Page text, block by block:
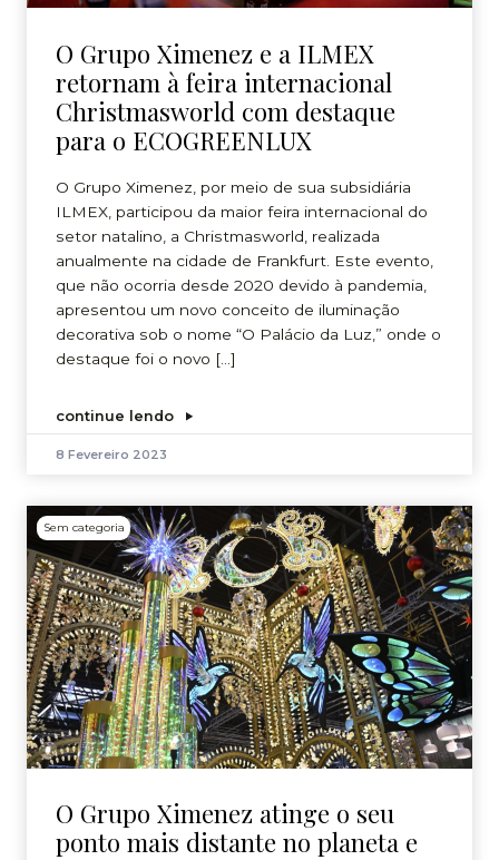
O Grupo Ximenez e a ILMEX
retornam à feira internacional
Christmasworld com destaque
para o ECOGREENLUX
O Grupo Ximenez, por meio de sua subsidiária
ILMEX, participou da maior feira internacional do
setor natalino, a Christmasworld, realizada
anualmente na cidade de Frankfurt. Este evento,
que não ocorria desde 2020 devido à pandemia,
apresentou um novo conceito de iluminação
decorativa sob o nome “O Palácio da Luz,” onde o
destaque foi o novo […]
continue lendo
8 Fevereiro 2023
Sem categoria
O Grupo Ximenez atinge o seu
ponto mais distante no planeta e